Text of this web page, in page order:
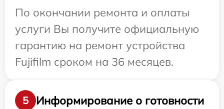
По окончании ремонта и оплаты
услуги Вы получите официальную
гарантию на ремонт устройства
Fujifilm сроком на 36 месяцев.
5
Информирование о готовности